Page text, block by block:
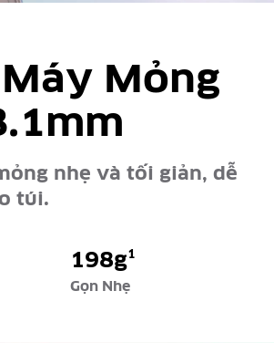
Mỏng
nhẹ và tối giản, dễ
túi.
198g1
Gọn Nhẹ